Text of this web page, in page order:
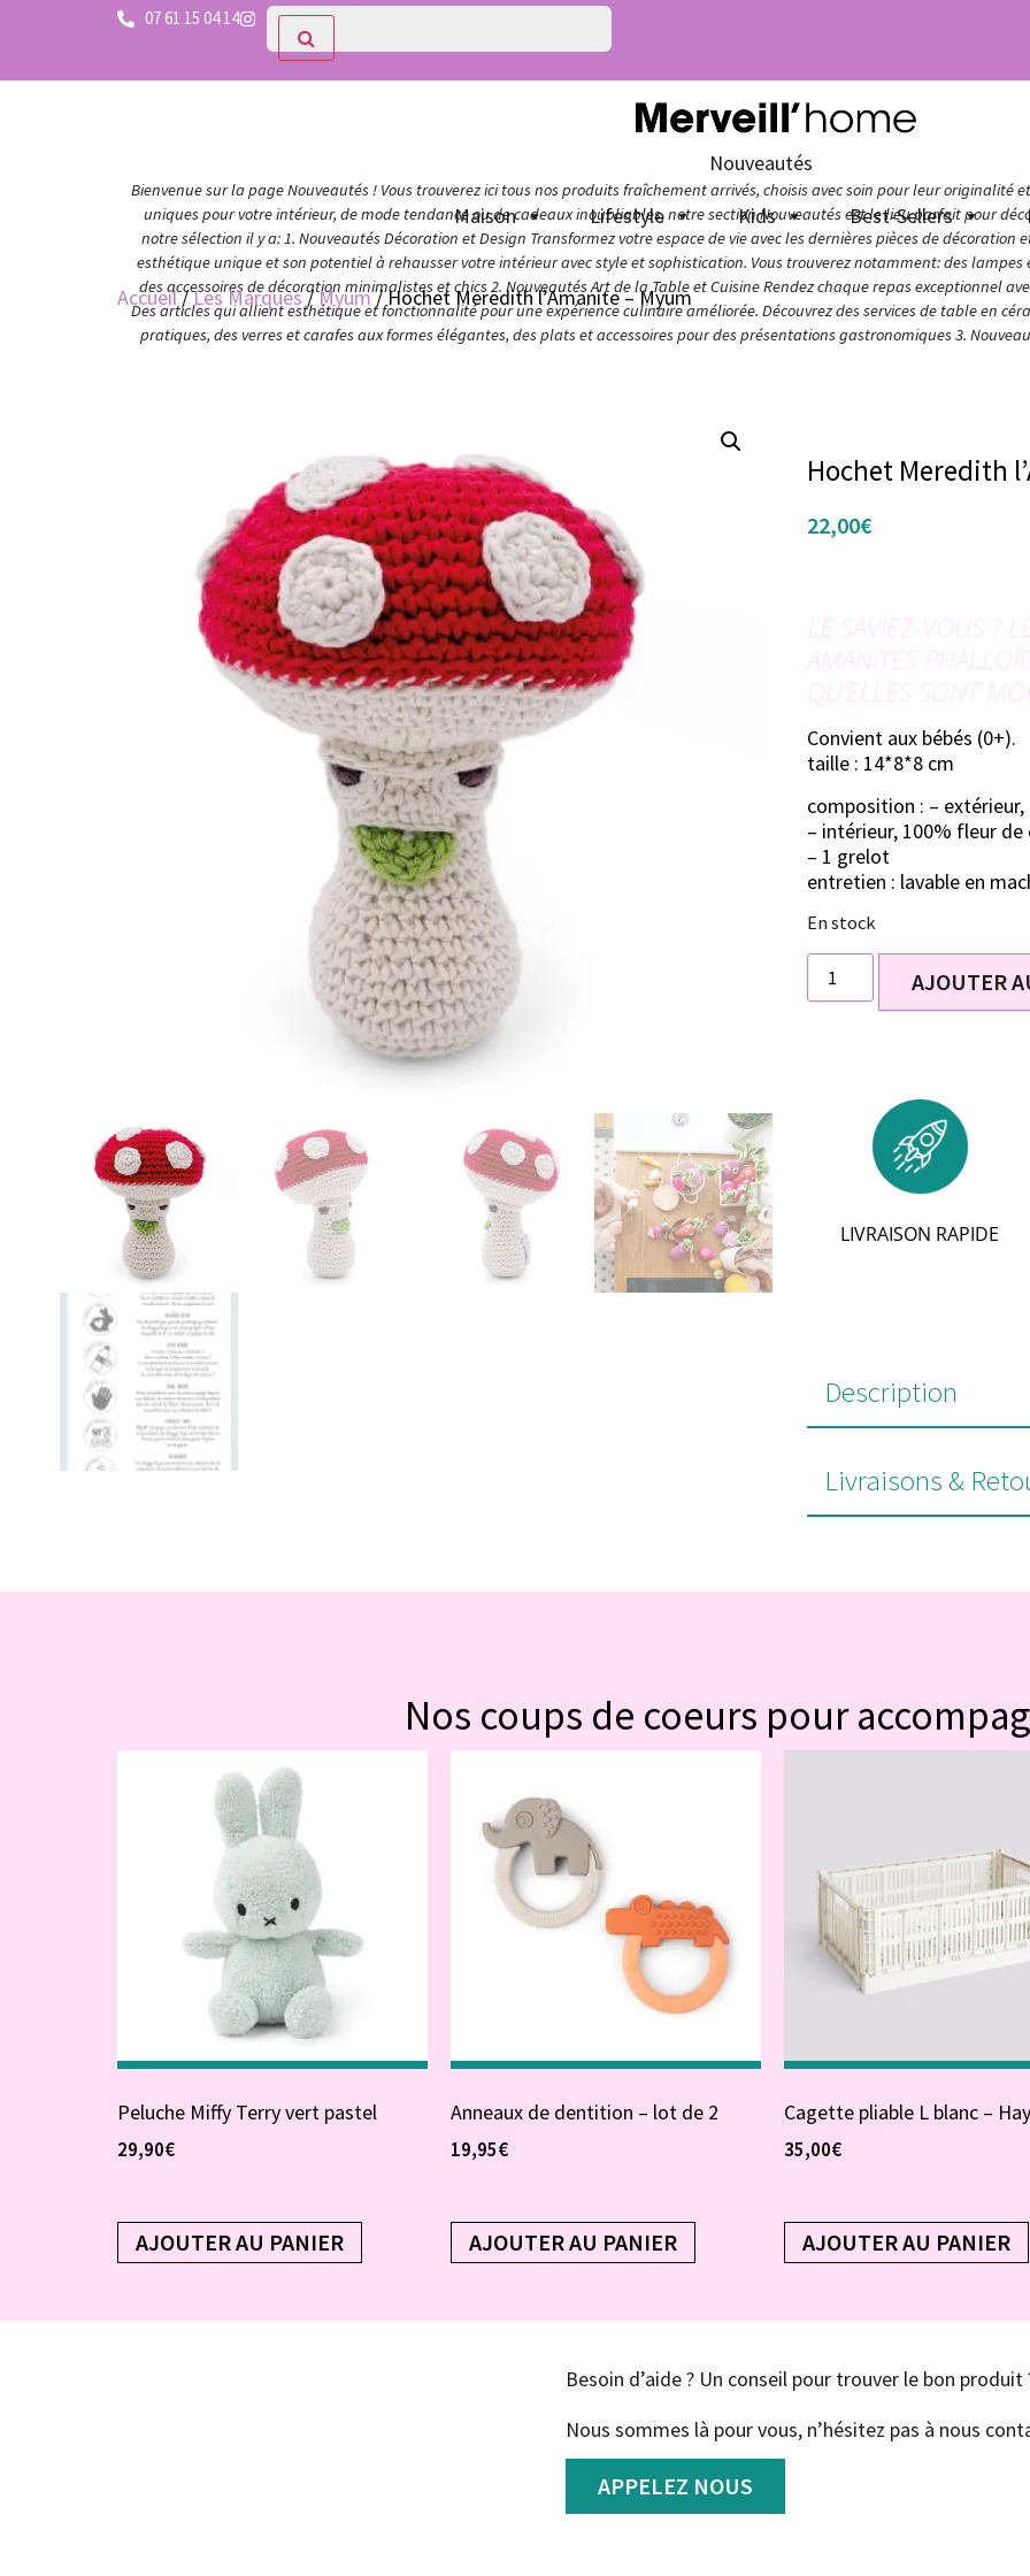
07 61 15 04 14
Nouveautés
Bienvenue sur la page Nouveautés ! Vous trouverez ici tous nos produits fraîchement arrivés, choisis avec soin pour leur originalité
uniques pour votre intérieur, de mode tendance ou de cadeaux inoubliables, notre section Nouveautés est le lieu parfait pour
notre sélection il y a: 1. Nouveautés Décoration et Design Transformez votre espace de vie avec les dernières pièces de
esthétique unique et son potentiel à rehausser votre intérieur avec style et sophistication. Vous trouverez notamment: des
des accessoires de décoration minimalistes et chics 2. Nouveautés Art de la Table et Cuisine Rendez chaque repas exceptionnel
Des articles qui allient esthétique et fonctionnalité pour une expérience culinaire améliorée. Découvrez des services de table en
pratiques, des verres et carafes aux formes élégantes, des plats et accessoires pour des présentations gastronomiques 3.
Maison Lifestyle Kids Best-Sellers
Accueil/Les Marques/Myum/ Hochet Meredith l’Amanite – Myum
Hochet Meredith
22,00€
LE SAVIEZ-VOUS ?
AMANITES
QU’ELLES SONT
Convient aux bébés (0+).
taille : 14*8*8 cm
composition : –
– intérieur, 100% fleur
– 1 grelot
entretien : lavable en
En stock
AJOUTER
LIVRAISON RAPIDE
Description
Livraisons &
Nos coups de coeurs pour
Peluche Miffy Terry vert pastel
29,90€
AJOUTER AU PANIER
Anneaux de dentition – lot de 2
19,95€
AJOUTER AU PANIER
Cagette pliable L blanc –
35,00€
AJOUTER AU PANIER
Besoin d’aide ? Un conseil pour trouver le bon produit
Nous sommes là pour vous, n’hésitez pas à nous
APPELEZ NOUS